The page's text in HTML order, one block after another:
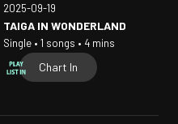
2025-09-19
TAIGA IN WONDERLAND
Single • 1 songs • 4 mins
Chart In